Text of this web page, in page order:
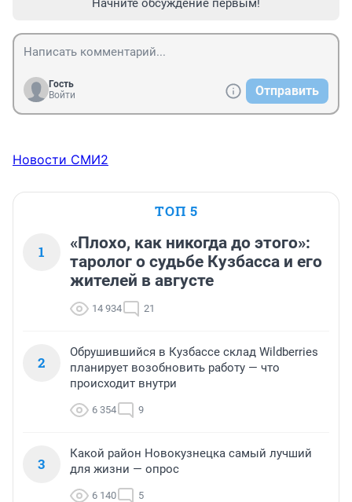
Начните обсуждение первым!
Гость
Войти
Отправить
Новости СМИ2
ТОП 5
1
«Плохо, как никогда до этого»:
таролог о судьбе Кузбасса и его
жителей в августе
14 934 21
2
Обрушившийся в Кузбассе склад Wildberries
планирует возобновить работу — что
происходит внутри
6 354 9
3
Какой район Новокузнецка самый лучший
для жизни — опрос
6 140 5